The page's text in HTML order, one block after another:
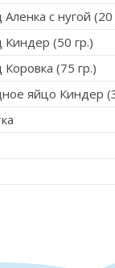
с нугой (20
(50 гр.)
(75 гр.)
яйцо Киндер